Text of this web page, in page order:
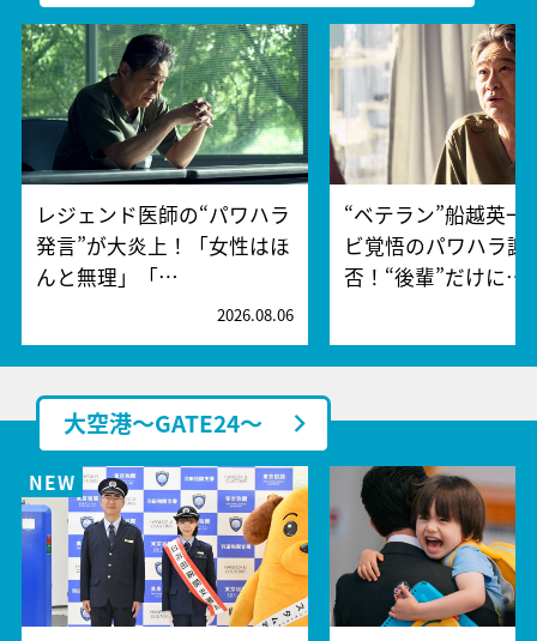
レジェンド医師の“パワハラ
発言”が大炎上！「女性はほ
んと無理」「…
2026.08.06
“ベテラン”船越英一
ビ覚悟のパワハラ謝
否！“後輩”だけに…
大空港～GATE24～